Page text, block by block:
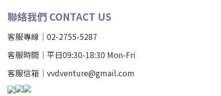
聯絡我們 CONTACT US
客服專線｜02-2755-5287
客服時間｜平日09:30-18:30 Mon-Fri
客服信箱｜vvdventure@gmail.com